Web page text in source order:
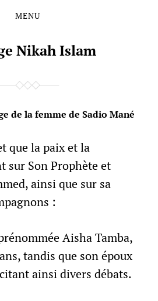
MENU
Nikah Islam
de la femme de Sadio Mané
que la paix et la
sur Son Prophète et
ainsi que sur sa
:
Aisha Tamba,
tandis que son époux
ainsi divers débats.